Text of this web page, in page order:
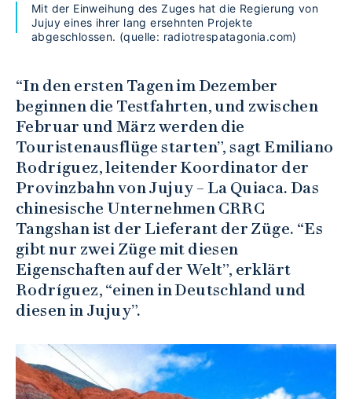
Mit der Einweihung des Zuges hat die Regierung von
Jujuy eines ihrer lang ersehnten Projekte
abgeschlossen. (quelle: radiotrespatagonia.com)
“In den ersten Tagen im Dezember
beginnen die Testfahrten, und zwischen
Februar und März werden die
Touristenausflüge starten”, sagt Emiliano
Rodríguez, leitender Koordinator der
Provinzbahn von Jujuy – La Quiaca. Das
chinesische Unternehmen CRRC
Tangshan ist der Lieferant der Züge. “Es
gibt nur zwei Züge mit diesen
Eigenschaften auf der Welt”, erklärt
Rodríguez, “einen in Deutschland und
diesen in Jujuy”.